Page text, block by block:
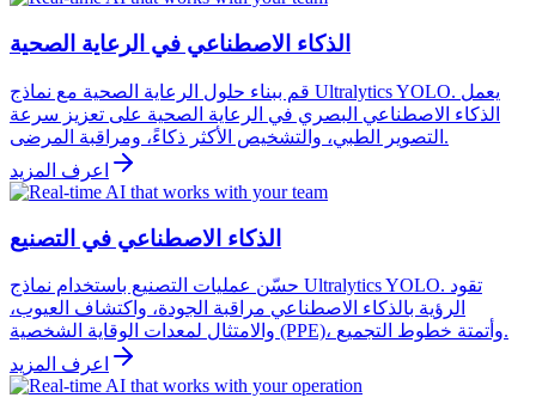
الذكاء الاصطناعي في الرعاية الصحية
قم ببناء حلول الرعاية الصحية مع نماذج Ultralytics YOLO. يعمل
الذكاء الاصطناعي البصري في الرعاية الصحية على تعزيز سرعة
التصوير الطبي، والتشخيص الأكثر ذكاءً، ومراقبة المرضى.
اعرف المزيد
الذكاء الاصطناعي في التصنيع
حسّن عمليات التصنيع باستخدام نماذج Ultralytics YOLO. تقود
الرؤية بالذكاء الاصطناعي مراقبة الجودة، واكتشاف العيوب،
والامتثال لمعدات الوقاية الشخصية (PPE)، وأتمتة خطوط التجميع.
اعرف المزيد